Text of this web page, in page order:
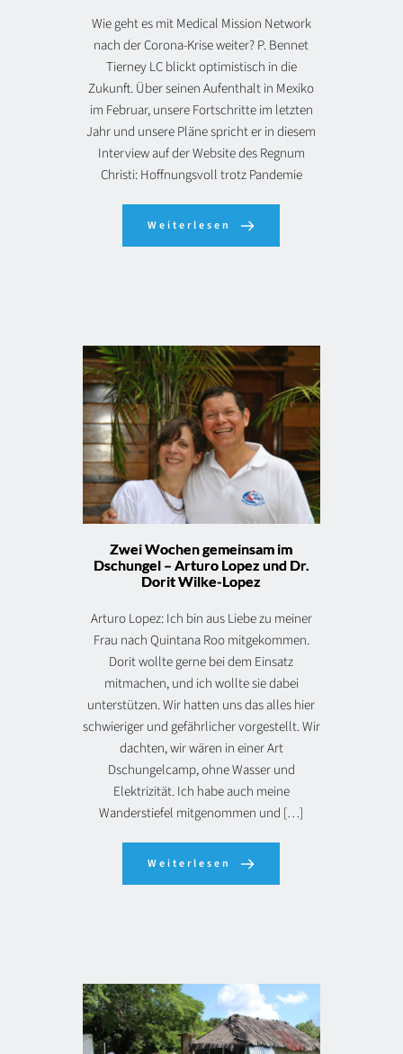
Wie geht es mit Medical Mission Network
nach der Corona-Krise weiter? P. Bennet
Tierney LC blickt optimistisch in die
Zukunft. Über seinen Aufenthalt in Mexiko
im Februar, unsere Fortschritte im letzten
Jahr und unsere Pläne spricht er in diesem
Interview auf der Website des Regnum
Christi: Hoffnungsvoll trotz Pandemie
Weiterlesen
Zwei Wochen gemeinsam im
Dschungel – Arturo Lopez und Dr.
Dorit Wilke-Lopez
Arturo Lopez: Ich bin aus Liebe zu meiner
Frau nach Quintana Roo mitgekommen.
Dorit wollte gerne bei dem Einsatz
mitmachen, und ich wollte sie dabei
unterstützen. Wir hatten uns das alles hier
schwieriger und gefährlicher vorgestellt. Wir
dachten, wir wären in einer Art
Dschungelcamp, ohne Wasser und
Elektrizität. Ich habe auch meine
Wanderstiefel mitgenommen und […]
Weiterlesen